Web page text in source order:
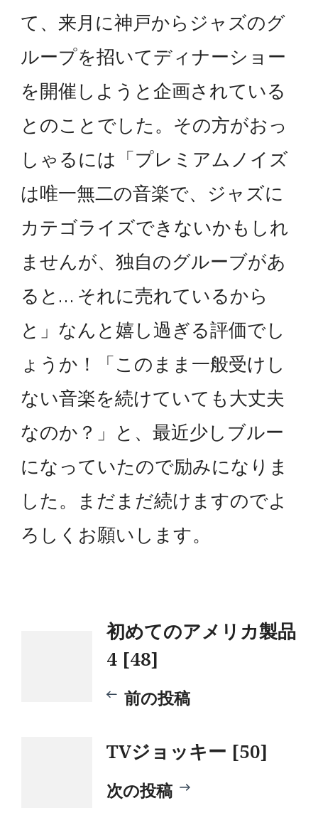
て、来月に神戸からジャズのグ
ループを招いてディナーショー
を開催しようと企画されている
とのことでした。その方がおっ
しゃるには「プレミアムノイズ
は唯一無二の音楽で、ジャズに
カテゴライズできないかもしれ
ませんが、独自のグルーブがあ
ると… それに売れているから
と」なんと嬉し過ぎる評価でし
ょうか！「このまま一般受けし
ない音楽を続けていても大丈夫
なのか？」と、最近少しブルー
になっていたので励みになりま
した。まだまだ続けますのでよ
ろしくお願いします。
初めてのアメリカ製品
4 [48]
前の投稿
TVジョッキー [50]
次の投稿